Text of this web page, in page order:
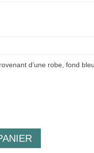
d’une robe, fond